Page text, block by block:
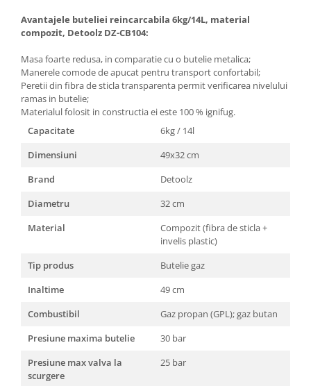
Masini de spalat vase
Masini de spalat vase
independente
Motoburghiu/Foreza pamant
Pachete Incorporabile
Pirostrii & Arzatoare
Plasa umbrire
Pompe de stropit
Radiatoare
Semanatoare,Plantatoare
Sobe pe gaz & electrice
Suflante & Aspiratoare
Aspiratoare
Ventilatoare & Sisteme Racire
Avantajele buteliei reincarcabila 6kg/14L, material
compozit, Detoolz DZ-CB104:
Masa foarte redusa, in comparatie cu o butelie metalica;
Manerele comode de apucat pentru transport confortabil;
Peretii din fibra de sticla transparenta permit verificarea nivelului
ramas in butelie;
Materialul folosit in constructia ei este 100 % ignifug.
Capacitate
6kg / 14l
Dimensiuni
49x32 cm
Brand
Detoolz
Diametru
32 cm
Material
Compozit (fibra de sticla +
invelis plastic)
Tip produs
Butelie gaz
Inaltime
49 cm
Combustibil
Gaz propan (GPL); gaz butan
Presiune maxima butelie
30 bar
Presiune max valva la
scurgere
25 bar